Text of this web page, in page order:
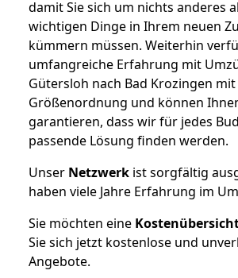
damit Sie sich um nichts anderes
wichtigen Dinge in Ihrem neuen
kümmern müssen. Weiterhin
umfangreiche Erfahrung mit
Gütersloh nach Bad Krozingen
Größenordnung und können
garantieren, dass wir für jedes
passende Lösung finden werden.
Unser Netzwerk ist sorgfältig
haben viele Jahre Erfahrung im
Sie möchten eine
Sie sich jetzt kostenlose und
Angebote.